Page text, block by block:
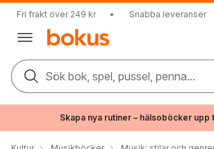
Fri frakt över 249 kr • Snabba leveranser
Sök bok, spel, pussel, penna...
Skapa nya rutiner – hälsoböcker upp